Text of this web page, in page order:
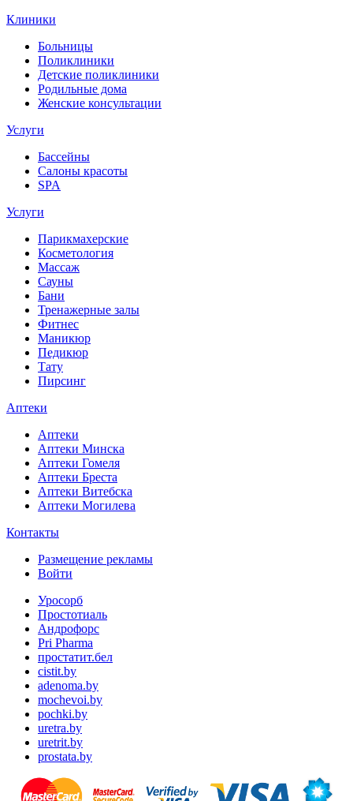
Клиники
Больницы
Поликлиники
Детские поликлиники
Родильные дома
Женские консультации
Услуги
Бассейны
Салоны красоты
SPA
Услуги
Парикмахерские
Косметология
Массаж
Сауны
Бани
Тренажерные залы
Фитнес
Маникюр
Педикюр
Тату
Пирсинг
Аптеки
Аптеки
Аптеки Минска
Аптеки Гомеля
Аптеки Бреста
Аптеки Витебска
Аптеки Могилева
Контакты
Размещение рекламы
Войти
Уросорб
Простотиаль
Андрофорс
Pri Pharma
простатит.бел
cistit.by
adenoma.by
mochevoi.by
pochki.by
uretra.by
uretrit.by
prostata.by